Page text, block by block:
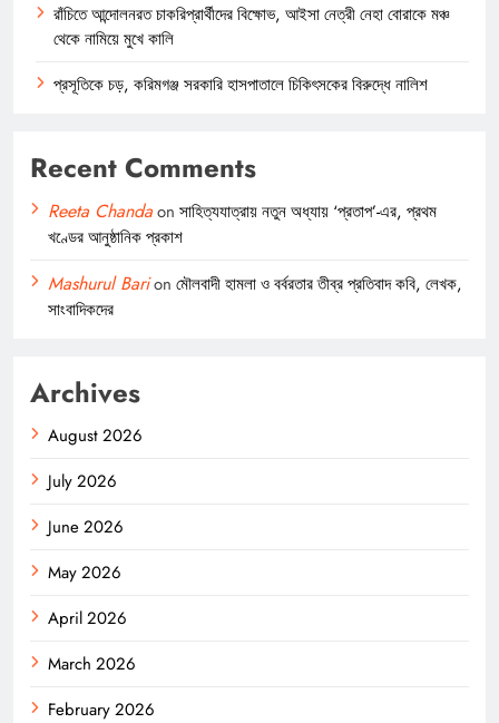
রাঁচিতে আন্দোলনরত চাকরিপ্রার্থীদের বিক্ষোভ, আইসা নেত্রী নেহা বোরাকে মঞ্চ
থেকে নামিয়ে মুখে কালি
প্রসূতিকে চড়, করিমগঞ্জ সরকারি হাসপাতালে চিকিৎসকের বিরুদ্ধে নালিশ
Recent Comments
Reeta Chandaon সাহিত্যযাত্রায় নতুন অধ্যায় ‘প্রতাপ’-এর, প্রথম
খণ্ডের আনুষ্ঠানিক প্রকাশ
Mashurul Barion মৌলবাদী হামলা ও বর্বরতার তীব্র প্রতিবাদ কবি, লেখক,
সাংবাদিকদের
Archives
August 2026
July 2026
June 2026
May 2026
April 2026
March 2026
February 2026